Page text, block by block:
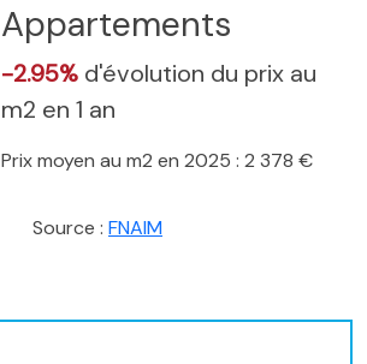
Appartements
-2.95% d'évolution du prix au
m2 en 1 an
Prix moyen au m2 en 2025 : 2 378 €
Source : FNAIM